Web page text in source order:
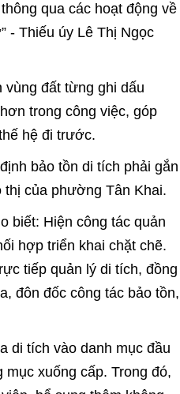
qua các hoạt động về
- Thiếu úy Lê Thị Ngọc
vùng đất từng ghi dấu
trong công việc, góp
hệ đi trước.
bảo tồn di tích phải gắn
của phường Tân Khai.
biết: Hiện công tác quản
hợp triển khai chặt chẽ.
tiếp quản lý di tích, đồng
đôn đốc công tác bảo tồn,
di tích vào danh mục đầu
xuống cấp. Trong đó,